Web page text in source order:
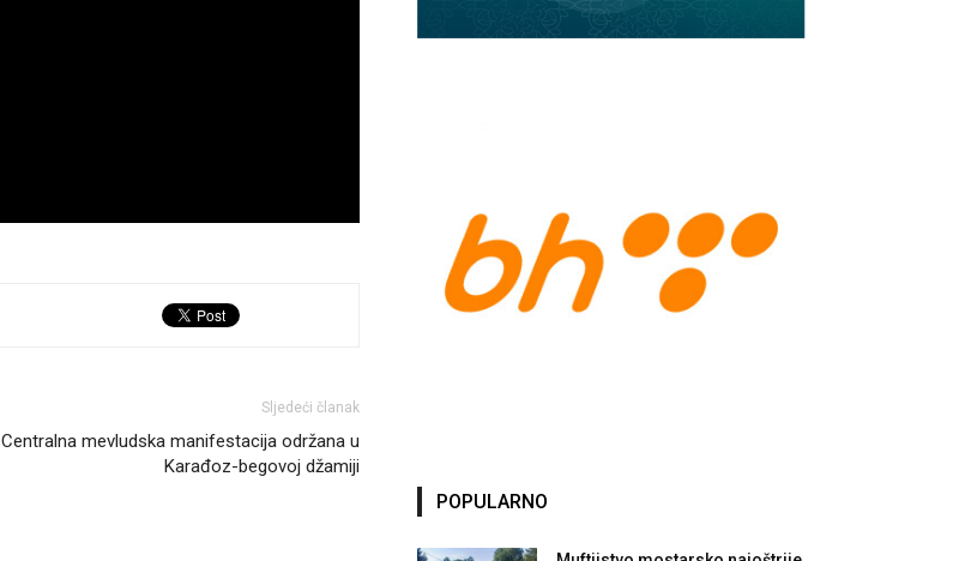
Sljedeći članak
Centralna mevludska manifestacija održana u
Karađoz-begovoj džamiji
POPULARNO